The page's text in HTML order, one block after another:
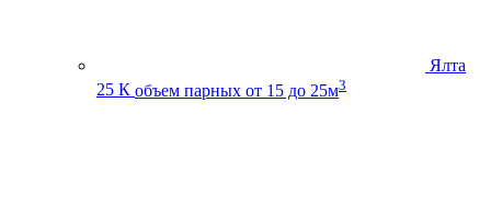
Ялта
25 К объем парных от 15 до 25м3